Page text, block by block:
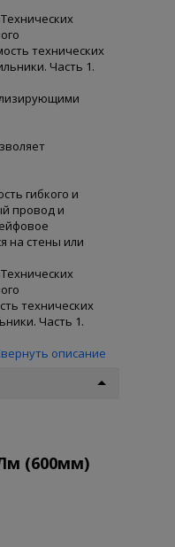
технических
Часть 1.
гибкого и
провод и
на стены или
технических
Часть 1.
описание
(600мм)